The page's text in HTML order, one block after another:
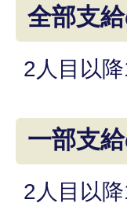
全部支
2人目以
一部支
2人目以